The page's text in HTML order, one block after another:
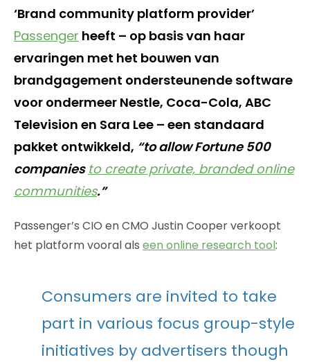
‘Brand community platform provider’
Passenger heeft – op basis van haar
ervaringen met het bouwen van
brandgagement ondersteunende software
voor ondermeer Nestle, Coca-Cola, ABC
Television en Sara Lee – een standaard
pakket ontwikkeld, “to allow Fortune 500
companies to create private, branded online
communities.”
Passenger’s CIO en CMO Justin Cooper verkoopt
het platform vooral als een online research tool:
Consumers are invited to take
part in various focus group-style
initiatives by advertisers though